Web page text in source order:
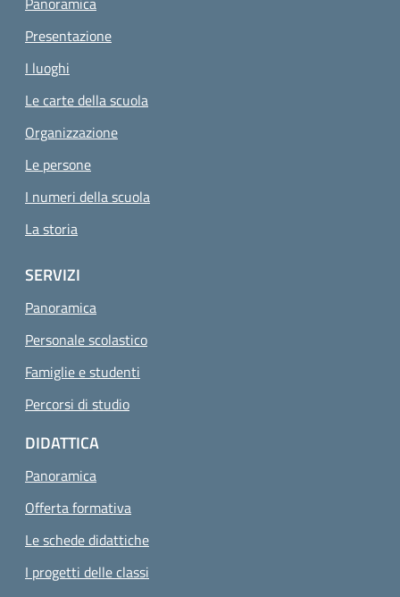
Presentazione
I luoghi
Le carte della scuola
Organizzazione
Le persone
I numeri della scuola
La storia
SERVIZI
Panoramica
Personale scolastico
Famiglie e studenti
Percorsi di studio
DIDATTICA
Panoramica
Offerta formativa
Le schede didattiche
I progetti delle classi